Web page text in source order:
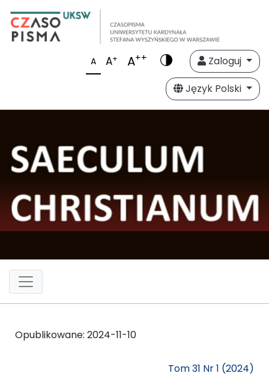
A A+ A++
Zaloguj
Język Polski
Opublikowane: 2024-11-10
Tom 31 Nr 1 (2024)